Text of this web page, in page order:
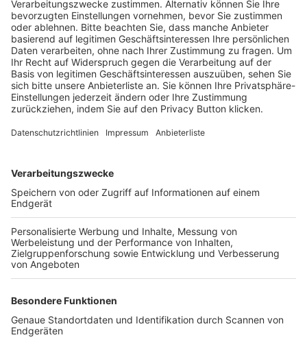
Schulungsangebot Vereinsmitarbeiter
BFV-Geschäftsstellen
Trainerbörse
Login SpielPlus
FOLGE DEM BFV
TOP-VEREINE
TOP-PARTNER